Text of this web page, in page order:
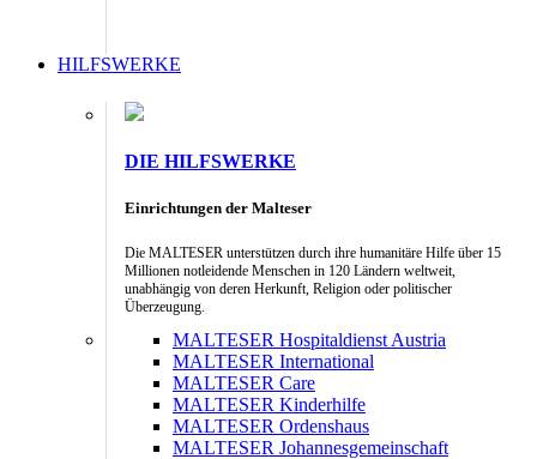
HILFSWERKE
DIE HILFSWERKE
Einrichtungen der Malteser
Die MALTESER unterstützen durch ihre humanitäre Hilfe über 15
Millionen notleidende Menschen in 120 Ländern weltweit,
unabhängig von deren Herkunft, Religion oder politischer
Überzeugung.
MALTESER Hospitaldienst Austria
MALTESER International
MALTESER Care
MALTESER Kinderhilfe
MALTESER Ordenshaus
MALTESER Johannesgemeinschaft